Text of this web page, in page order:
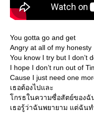
You gotta go and get
Angry at all of my honesty
You know I try but I don’t
I hope I don’t run out of
Cause I just need one
เธอต้องไปและ
กรธในความซื่อสัตย์ของฉั
เธอรู้ว่าฉันพยายาม แต่ฉัน